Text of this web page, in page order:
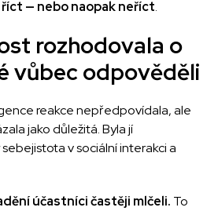
— nebo naopak neříct.
rozhodovala o
vůbec odpověděli
reakce nepředpovídala, ale
jako důležitá. Byla jí
v sociální interakci a
účastníci častěji mlčeli. To